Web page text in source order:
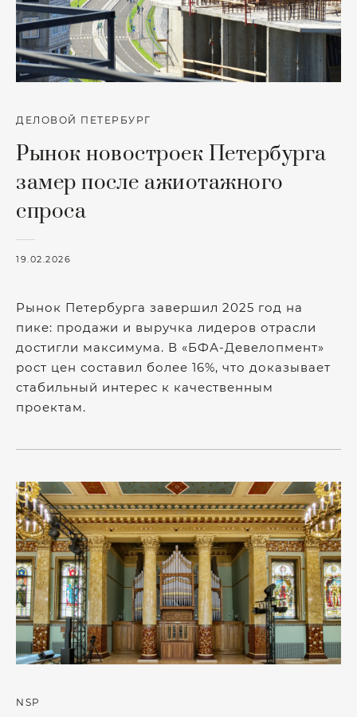
ДЕЛОВОЙ ПЕТЕРБУРГ
Рынок новостроек Петербурга
замер после ажиотажного
спроса
19.02.2026
Рынок Петербурга завершил 2025 год на
пике: продажи и выручка лидеров отрасли
достигли максимума. В «БФА-Девелопмент»
рост цен составил более 16%, что доказывает
стабильный интерес к качественным
проектам.
NSP